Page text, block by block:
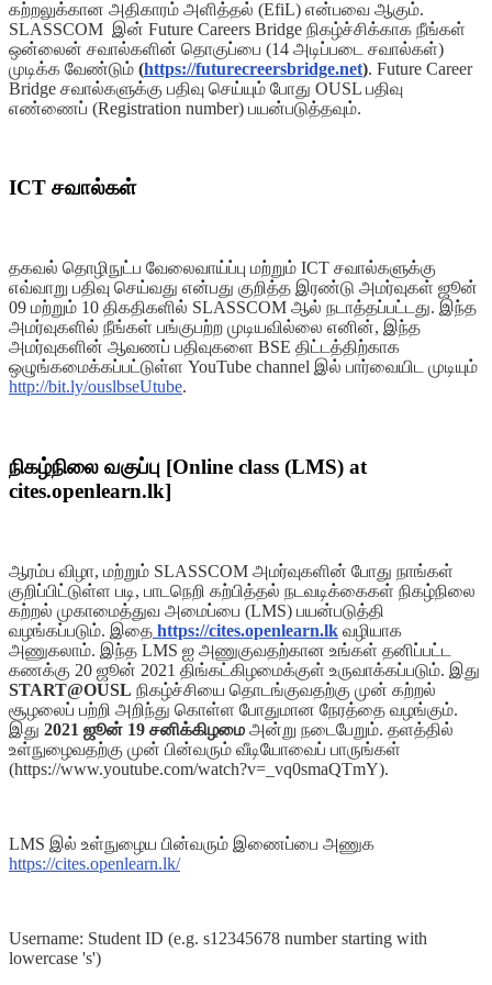
கற்றலுக்கான அதிகாரம் அளித்தல் (EfiL) என்பவை ஆகும்.
SLASSCOM இன் Future Careers Bridge நிகழ்ச்சிக்காக நீங்கள்
ஒன்லைன் சவால்களின் தொகுப்பை (14 அடிப்படை சவால்கள்)
முடிக்க வேண்டும் (https://futurecreersbridge.net). Future Career
Bridge சவால்களுக்கு பதிவு செய்யும் போது OUSL பதிவு
எண்ணைப் (Registration number) பயன்படுத்தவும்.
ICT சவால்கள்
தகவல் தொழிநுட்ப வேலைவாய்ப்பு மற்றும் ICT சவால்களுக்கு
எவ்வாறு பதிவு செய்வது என்பது குறித்த இரண்டு அமர்வுகள் ஜூன்
09 மற்றும் 10 திகதிகளில் SLASSCOM ஆல் நடாத்தப்பட்டது. இந்த
அமர்வுகளில் நீங்கள் பங்குபற்ற முடியவில்லை எனின், இந்த
அமர்வுகளின் ஆவணப் பதிவுகளை BSE திட்டத்திற்காக
ஒழுங்கமைக்கப்பட்டுள்ள YouTube channel இல் பார்வையிட முடியும்
http://bit.ly/ouslbseUtube.
நிகழ்நிலை வகுப்பு [Online class (LMS) at
cites.openlearn.lk]
ஆரம்ப விழா, மற்றும் SLASSCOM அமர்வுகளின் போது நாங்கள்
குறிப்பிட்டுள்ள படி, பாடநெறி கற்பித்தல் நடவடிக்கைகள் நிகழ்நிலை
கற்றல் முகாமைத்துவ அமைப்பை (LMS) பயன்படுத்தி
வழங்கப்படும். இதை https://cites.openlearn.lk வழியாக
அணுகலாம். இந்த LMS ஐ அணுகுவதற்கான உங்கள் தனிப்பட்ட
கணக்கு 20 ஜூன் 2021 திங்கட்கிழமைக்குள் உருவாக்கப்படும். இது
START@OUSL நிகழ்ச்சியை தொடங்குவதற்கு முன் கற்றல்
சூழலைப் பற்றி அறிந்து கொள்ள போதுமான நேரத்தை வழங்கும்.
இது 2021 ஜூன் 19 சனிக்கிழமை அன்று நடைபேறும். தளத்தில்
உள்நுழைவதற்கு முன் பின்வரும் வீடியோவைப் பாருங்கள்
(https://www.youtube.com/watch?v=_vq0smaQTmY).
LMS இல் உள்நுழைய பின்வரும் இணைப்பை அணுக
https://cites.openlearn.lk/
Username: Student ID (e.g. s12345678 number starting with
lowercase 's')